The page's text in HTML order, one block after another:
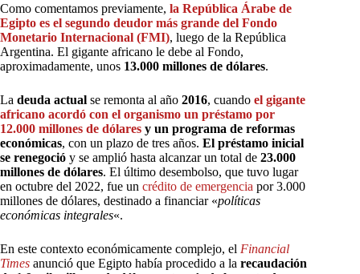
Como comentamos previamente, la República Árabe de
Egipto es el segundo deudor más grande del Fondo
Monetario Internacional (FMI), luego de la República
Argentina. El gigante africano le debe al Fondo,
aproximadamente, unos 13.000 millones de dólares.
La deuda actual se remonta al año 2016, cuando el gigante
africano acordó con el organismo un préstamo por
12.000 millones de dólares y un programa de reformas
económicas, con un plazo de tres años. El préstamo inicial
se renegoció y se amplió hasta alcanzar un total de 23.000
millones de dólares. El último desembolso, que tuvo lugar
en octubre del 2022, fue un crédito de emergencia por 3.000
millones de dólares, destinado a financiar «políticas
económicas integrales«.
En este contexto económicamente complejo, el Financial
Times anunció que Egipto había procedido a la recaudación